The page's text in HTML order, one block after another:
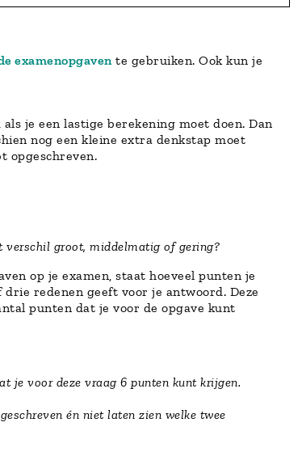
examenopgavente gebruiken. Ook kun je
je een lastige berekening moet doen. Dan
nog een kleine extra denkstap moet
opgeschreven.
verschil groot, middelmatig of gering?
op je examen, staat hoeveel punten je
redenen geeft voor je antwoord. Deze
punten dat je voor de opgave kunt
je voor deze vraag 6 punten kunt krijgen.
én niet laten zien welke twee